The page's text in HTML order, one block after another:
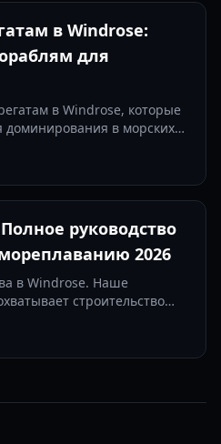
в Windrose:
для
в Windrose, которые
доминирования в морских
на 2026 год.
руководство
2026
в Windrose. Наше
строительство